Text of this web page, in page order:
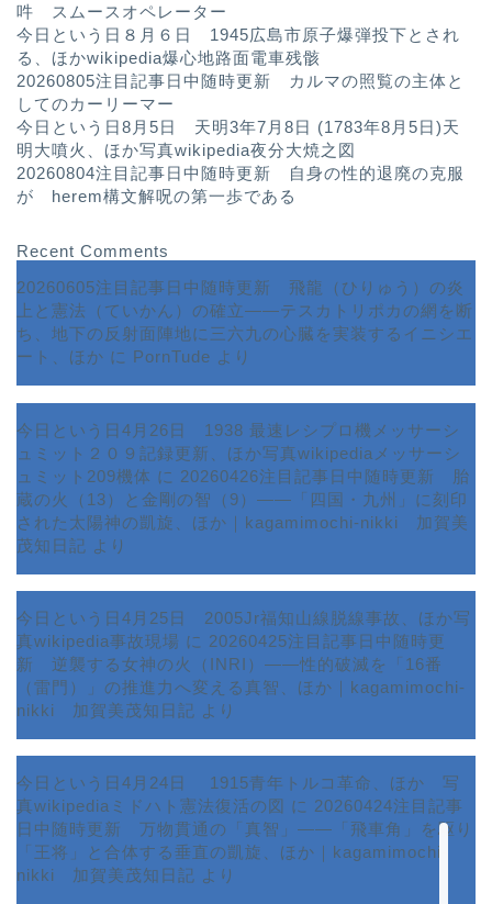
吽 スムースオペレーター
今日という日８月６日 1945広島市原子爆弾投下とされ
る、ほかwikipedia爆心地路面電車残骸
20260805注目記事日中随時更新 カルマの照覧の主体と
してのカーリーマー
今日という日8月5日 天明3年7月8日 (1783年8月5日)天
明大噴火、ほか写真wikipedia夜分大焼之図
20260804注目記事日中随時更新 自身の性的退廃の克服
が herem構文解呪の第一歩である
Recent Comments
20260605注目記事日中随時更新 飛龍（ひりゅう）の炎
上と憲法（ていかん）の確立――テスカトリポカの網を断
ち、地下の反射面陣地に三六九の心臓を実装するイニシエ
ート、ほか に PornTude より
今日という日4月26日 1938 最速レシプロ機メッサーシ
ュミット２０９記録更新、ほか写真wikipediaメッサーシ
ュミット209機体 に 20260426注目記事日中随時更新 胎
蔵の火（13）と金剛の智（9）――「四国・九州」に刻印
された太陽神の凱旋、ほか｜kagamimochi-nikki 加賀美
茂知日記 より
今日という日4月25日 2005Jr福知山線脱線事故、ほか写
真wikipedia事故現場 に 20260425注目記事日中随時更
新 逆襲する女神の火（INRI）――性的破滅を「16番
（雷門）」の推進力へ変える真智、ほか｜kagamimochi-
nikki 加賀美茂知日記 より
今日という日4月24日 1915青年トルコ革命、ほか 写
真wikipediaミドハト憲法復活の図 に 20260424注目記事
日中随時更新 万物貫通の「真智」――「飛車角」を駆り
「王将」と合体する垂直の凱旋、ほか｜kagamimochi-
nikki 加賀美茂知日記 より
ホーム
サービス
ランキング